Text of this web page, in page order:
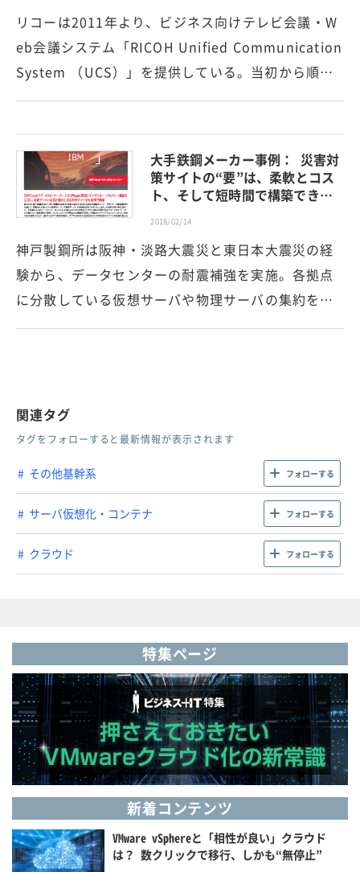
リコーは2011年より、ビジネス向けテレビ会議・W
eb会議システム「RICOH Unified Communication
System （UCS）」を提供している。当初から順…
大手鉄鋼メーカー事例： 災害対
策サイトの“要”は、柔軟とコス
ト、そして短時間で構築でき…
2018/02/14
神戸製鋼所は阪神・淡路大震災と東日本大震災の経
験から、データセンターの耐震補強を実施。各拠点
に分散している仮想サーバや物理サーバの集約を…
関連タグ
タグをフォローすると最新情報が表示されます
その他基幹系 フォローする
サーバ仮想化・コンテナ フォローする
クラウド フォローする
特集ページ
新着コンテンツ
VMware vSphereと「相性が良い」クラウド
は？ 数クリックで移行、しかも“無停止”